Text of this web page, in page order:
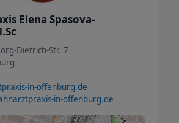
Elena Spasova-
Dietrich-Str. 7
in-offenburg.de
in-offenburg.de